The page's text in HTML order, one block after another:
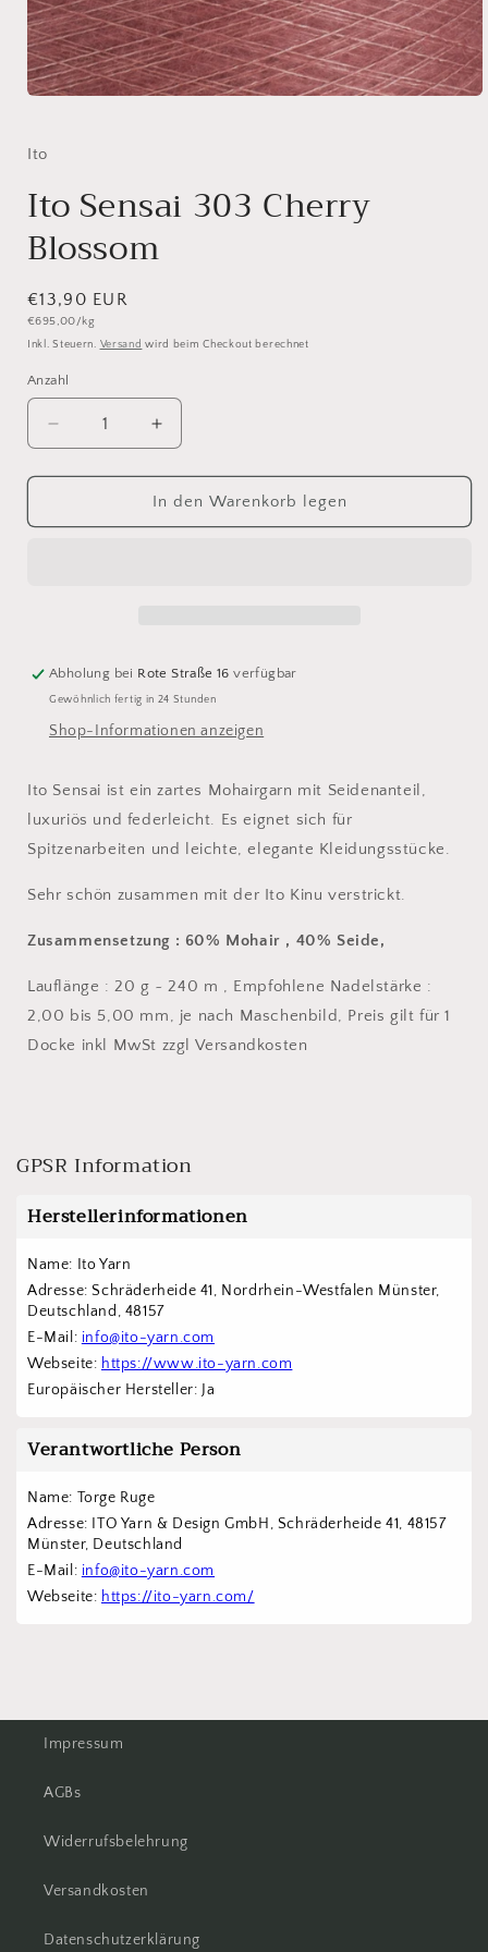
Modal
Ito
Ito Sensai 303 Cherry
Blossom
Normaler
Preis
€13,90 EUR
Grundpreis
€695,00/kg
Inkl. Steuern. Versand wird beim Checkout berechnet
Anzahl
Anzahl
Verringere
die
Menge
Ito
Erhöhe
die
Menge
für
Ito
In den Warenkorb legen
Abholung bei Rote Straße 16 verfügbar
Gewöhnlich fertig in 24 Stunden
Shop-Informationen anzeigen
Ito Sensai ist ein zartes Mohairgarn mit Seidenanteil,
luxuriös und federleicht. Es eignet sich für
Spitzenarbeiten und leichte, elegante Kleidungsstücke.
Sehr schön zusammen mit der Ito Kinu verstrickt.
Zusammensetzung : 60% Mohair , 40% Seide,
Lauflänge : 20 g ~ 240 m , Empfohlene Nadelstärke :
2,00 bis 5,00 mm, je nach Maschenbild, Preis gilt für 1
Docke inkl MwSt zzgl Versandkosten
GPSR Information
Herstellerinformationen
Name: Ito Yarn
Adresse: Schräderheide 41, Nordrhein-Westfalen Münster,
Deutschland, 48157
E-Mail: info@ito-yarn.com
Webseite: https://www.ito-yarn.com
Europäischer Hersteller: Ja
Verantwortliche Person
Name: Torge Ruge
Adresse: ITO Yarn & Design GmbH, Schräderheide 41, 48157
Münster, Deutschland
E-Mail: info@ito-yarn.com
Webseite: https://ito-yarn.com/
Impressum
AGBs
Widerrufsbelehrung
Versandkosten
Datenschutzerklärung